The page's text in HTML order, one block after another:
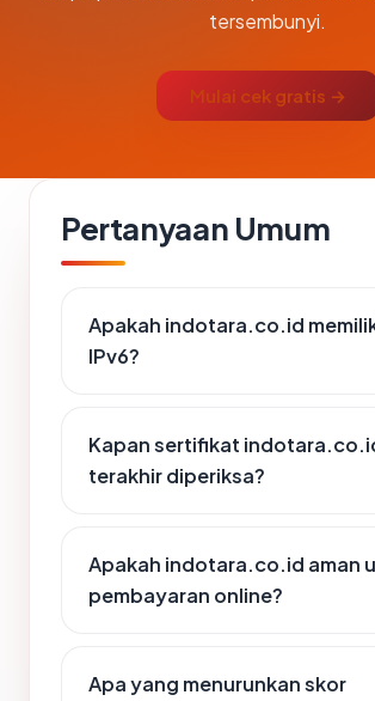
tersembunyi.
Mulai cek gratis →
Pertanyaan Umum
Apakah indotara.co.id
IPv6?
Kapan sertifikat
terakhir diperiksa?
Apakah indotara.co.id aman
pembayaran online?
Apa yang menurunkan skor